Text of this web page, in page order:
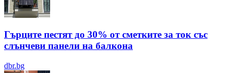
Гърците пестят до 30% от сметките за ток със
слънчеви панели на балкона
dbr.bg